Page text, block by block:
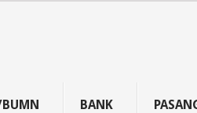
BANK